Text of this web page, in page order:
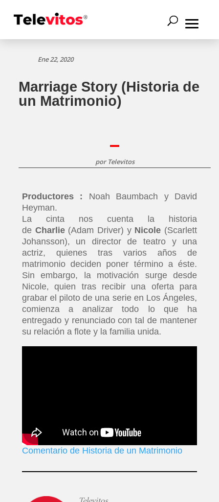
Ene 22, 2020
Marriage Story (Historia de
un Matrimonio)
por Televitos
Productores : Noah Baumbach y David
Heyman.
La cinta nos cuenta la historia
de Charlie(Adam Driver) y Nicole (Scarlett
Johansson), un director de teatro y una
actriz, quienes tras varios años de
matrimonio deciden poner término a éste.
Sin embargo, la motivación surge desde
Nicole, quien tras recibir una oferta para
grabar el piloto de una serie en Los Ángeles,
comienza a analizar todo lo que ha
entregado y renunciado con tal de mantener
su relación a flote y la familia unida.
Comentario de Historia de un Matrimonio